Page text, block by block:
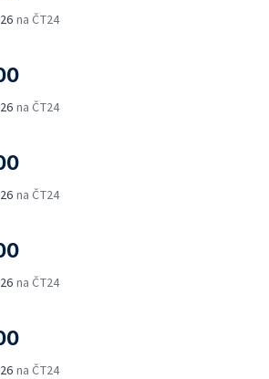
na ČT24
na ČT24
na ČT24
na ČT24
na ČT24